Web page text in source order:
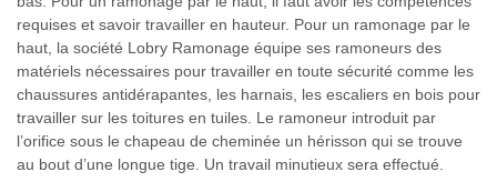
requises et savoir travailler en hauteur. Pour un ramonage par le
haut, la société Lobry Ramonage équipe ses ramoneurs des
matériels nécessaires pour travailler en toute sécurité comme les
chaussures antidérapantes, les harnais, les escaliers en bois pour
travailler sur les toitures en tuiles. Le ramoneur introduit par
l’orifice sous le chapeau de cheminée un hérisson qui se trouve
au bout d’une longue tige. Un travail minutieux sera effectué.